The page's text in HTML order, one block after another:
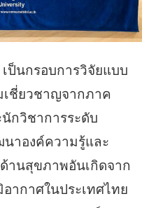
ป็นกรอบการวิจัยแบบ
ชี่ยวชาญจากภาค
กวิชาการระดับ
าองค์ความรู้และ
านสุขภาพอันเกิดจาก
ากาศในประเทศไทย